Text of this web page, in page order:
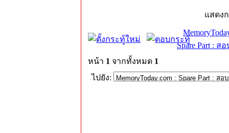
แสดง
Spare Part : ส
หน้า 1 จากทั้งหมด 1
ไปยัง: